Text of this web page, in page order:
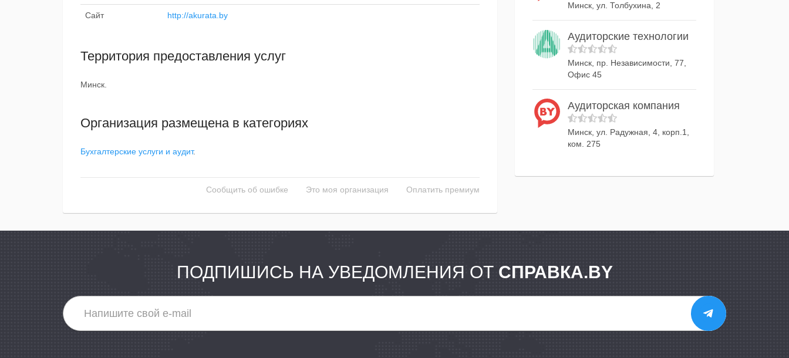
Сайт http://akurata.by
Территория предоставления услуг
Минск.
Организация размещена в категориях
Бухгалтерские услуги и аудит.
Сообщить об ошибке Это моя организация Оплатить премиум
Минск, ул. Толбухина, 2
Аудиторские технологии
Минск, пр. Независимости, 77,
Офис 45
Аудиторская компания
Минск, ул. Радужная, 4, корп.1,
ком. 275
ПОДПИШИСЬ НА УВЕДОМЛЕНИЯ ОТ СПРАВКА.BY